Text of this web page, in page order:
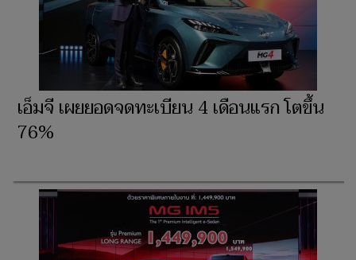
เอ็มจี เผยยอดจดทะเบียน 4 เดือนแรก โตขึ้น
76%